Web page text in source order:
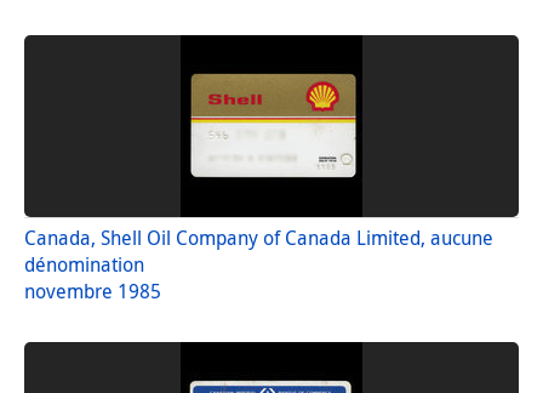
Canada, Shell Oil Company of Canada Limited, aucune
dénomination
novembre 1985